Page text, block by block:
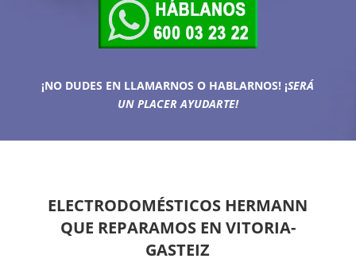
¡NO DUDES EN LLAMARNOS O HABLARNOS! ¡SERÁ
UN PLACER AYUDARTE!
ELECTRODOMÉSTICOS HERMANN
QUE REPARAMOS EN VITORIA-
GASTEIZ